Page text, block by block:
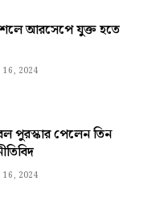
আরসেপে যুক্ত হতে
16, 2024
পুরস্কার পেলেন তিন
16, 2024